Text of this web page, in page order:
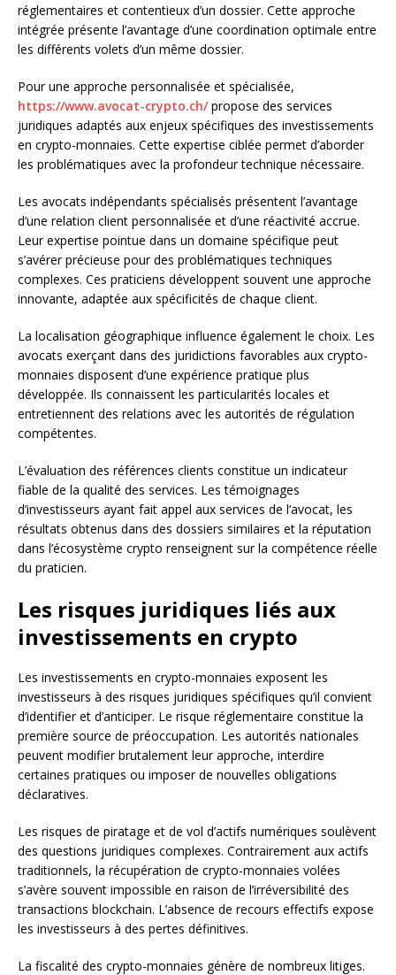
réglementaires et contentieux d’un dossier. Cette approche
intégrée présente l’avantage d’une coordination optimale entre
les différents volets d’un même dossier.
Pour une approche personnalisée et spécialisée,
https://www.avocat-crypto.ch/propose des services
juridiques adaptés aux enjeux spécifiques des investissements
en crypto-monnaies. Cette expertise ciblée permet d’aborder
les problématiques avec la profondeur technique nécessaire.
Les avocats indépendants spécialisés présentent l’avantage
d’une relation client personnalisée et d’une réactivité accrue.
Leur expertise pointue dans un domaine spécifique peut
s’avérer précieuse pour des problématiques techniques
complexes. Ces praticiens développent souvent une approche
innovante, adaptée aux spécificités de chaque client.
La localisation géographique influence également le choix. Les
avocats exerçant dans des juridictions favorables aux crypto-
monnaies disposent d’une expérience pratique plus
développée. Ils connaissent les particularités locales et
entretiennent des relations avec les autorités de régulation
compétentes.
L’évaluation des références clients constitue un indicateur
fiable de la qualité des services. Les témoignages
d’investisseurs ayant fait appel aux services de l’avocat, les
résultats obtenus dans des dossiers similaires et la réputation
dans l’écosystème crypto renseignent sur la compétence réelle
du praticien.
Les risques juridiques liés aux
investissements en crypto
Les investissements en crypto-monnaies exposent les
investisseurs à des risques juridiques spécifiques qu’il convient
d’identifier et d’anticiper. Le risque réglementaire constitue la
première source de préoccupation. Les autorités nationales
peuvent modifier brutalement leur approche, interdire
certaines pratiques ou imposer de nouvelles obligations
déclaratives.
Les risques de piratage et de vol d’actifs numériques soulèvent
des questions juridiques complexes. Contrairement aux actifs
traditionnels, la récupération de crypto-monnaies volées
s’avère souvent impossible en raison de l’irréversibilité des
transactions blockchain. L’absence de recours effectifs expose
les investisseurs à des pertes définitives.
La fiscalité des crypto-monnaies génère de nombreux litiges.